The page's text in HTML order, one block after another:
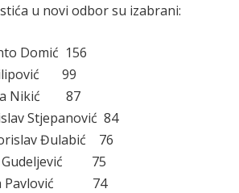
u novi odbor su izabrani:
Domić 156
99
Nikić 87
Stjepanović 84
Đulabić 76
Gudeljević 75
Pavlović 74